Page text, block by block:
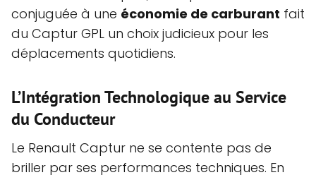
conjuguée à une économie de carburant fait
du Captur GPL un choix judicieux pour les
déplacements quotidiens.
L’Intégration Technologique au Service
du Conducteur
Le Renault Captur ne se contente pas de
briller par ses performances techniques. En